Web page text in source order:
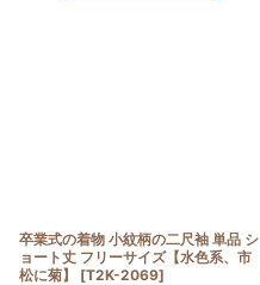
卒業式の着物 小紋柄の二尺袖 単品 シ
ョート丈 フリーサイズ【水色系、市
松に菊】
[T2K-2069]